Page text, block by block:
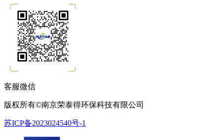
客服微信
版权所有©南京荣泰得环保科技有限公司
苏ICP备2023024540号-1